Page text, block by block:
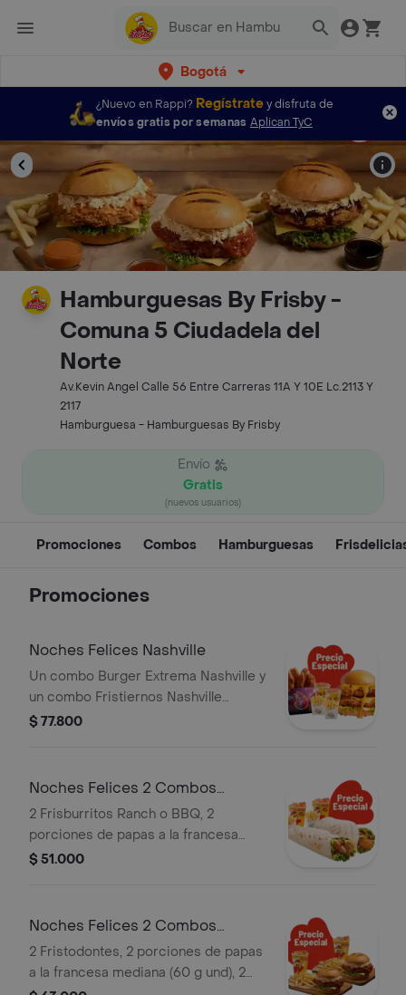
Bogotá
¿Nuevo en Rappi? Regístratey disfruta de
envíos gratis por semanas Aplican TyC
Hamburguesas By Frisby -
Comuna 5 Ciudadela del
Norte
Av.Kevin Angel Calle 56 Entre Carreras 11A Y 10E Lc.2113 Y
2117
Hamburguesa - Hamburguesas By Frisby
Envío
Gratis
(nuevos usuarios)
Promociones Combos Hamburguesas
Promociones
Noches Felices Nashville
Un combo Burger Extrema Nashville y
un combo Fristiernos Nashville
(imagen de producto corresponde a
$ 77.800
Noches Felices 2 Combos
Frisburritos
2 Frisburritos Ranch o BBQ, 2
porciones de papas a la francesa
mediana (60 g und) y 2 gaseosas (325
$ 51.000
Noches Felices 2 Combos
Fristodontes
2 Fristodontes, 2 porciones de papas
a la francesa mediana (60 g und), 2